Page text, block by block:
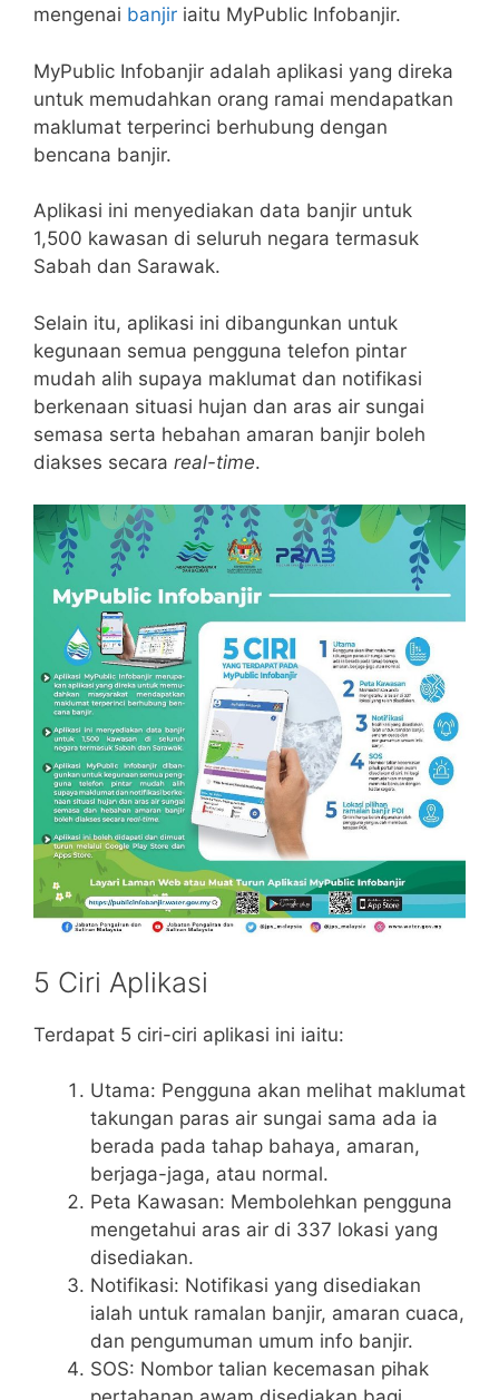
mengenai banjir iaitu MyPublic Infobanjir.
MyPublic Infobanjir adalah aplikasi yang direka
untuk memudahkan orang ramai mendapatkan
maklumat terperinci berhubung dengan
bencana banjir.
Aplikasi ini menyediakan data banjir untuk
1,500 kawasan di seluruh negara termasuk
Sabah dan Sarawak.
Selain itu, aplikasi ini dibangunkan untuk
kegunaan semua pengguna telefon pintar
mudah alih supaya maklumat dan notifikasi
berkenaan situasi hujan dan aras air sungai
semasa serta hebahan amaran banjir boleh
diakses secara real-time.
5 Ciri Aplikasi
Terdapat 5 ciri-ciri aplikasi ini iaitu:
Utama: Pengguna akan melihat maklumat
takungan paras air sungai sama ada ia
berada pada tahap bahaya, amaran,
berjaga-jaga, atau normal.
Peta Kawasan: Membolehkan pengguna
mengetahui aras air di 337 lokasi yang
disediakan.
Notifikasi: Notifikasi yang disediakan
ialah untuk ramalan banjir, amaran cuaca,
dan pengumuman umum info banjir.
SOS: Nombor talian kecemasan pihak